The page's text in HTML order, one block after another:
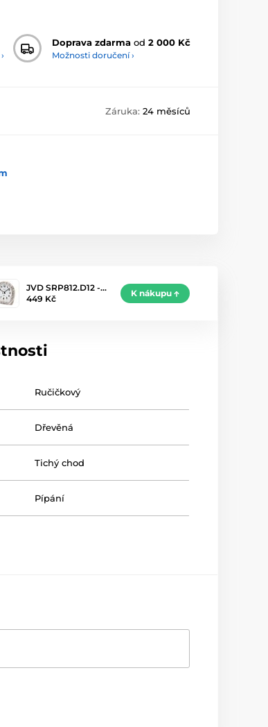
Doprava zdarma od 2 000 Kč
Možnosti doručení ›
Záruka: 24 měsíců
JVD SRP812.D12 -…
449 Kč
K nákupu
Ručičkový
Dřevěná
Tichý chod
Pípání